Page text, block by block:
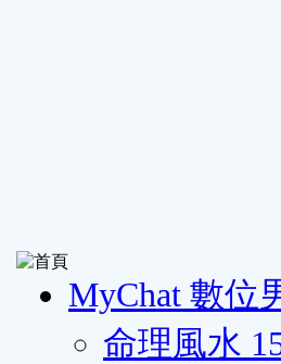
MyChat 數位
命理風水